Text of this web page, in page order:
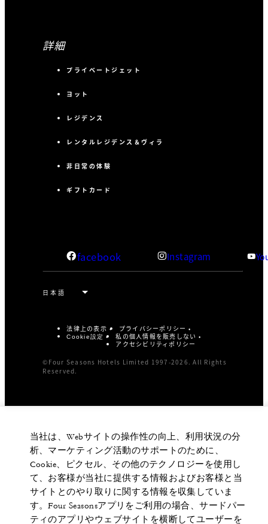
詳細
プライベートジェット
ヨット
レジデンス
レンタルレジデンス＆ヴィラ
非日常の体験
ギフトカード
facebook Instagram
法律上の表示 プライバシーポリシー
Cookie設定
私の個人情報を販売しない
アクセシビリティポリシー
©Four Seasons Hotels Limited 1997-2026. All Rights
Reserved.
当社は、Webサイトの操作性の向上、利用状況の分
析、マーケティング活動のサポートのために、
Cookie、ピクセル、その他のテクノロジーを使用し
て、お客様が当社に提供する情報およびお客様と当
サイトとのやり取りに関する情報を収集していま
す。Four Seasonsアプリをご利用の場合、サードパー
ティのアプリやウェブサイトを横断してユーザーを